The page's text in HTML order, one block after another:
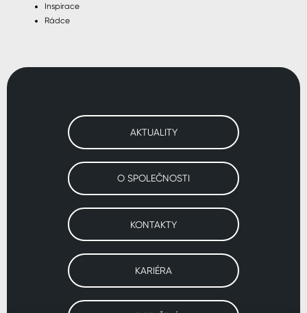
Inspirace
Rádce
AKTUALITY
O SPOLEČNOSTI
KONTAKTY
KARIÉRA